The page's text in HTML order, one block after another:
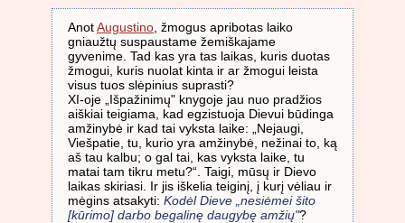
AnotAugustino , žmogus apribotas laiko
gniaužtų suspaustame žemiškajame
gyvenime. Tad kas yra tas laikas, kuris duotas
žmogui, kuris nuolat kinta ir ar žmogui leista
visus tuos slėpinius suprasti?
XI-oje „Išpažinimų" knygoje jau nuo pradžios
aiškiai teigiama, kad egzistuoja Dievui būdinga
amžinybė ir kad tai vyksta laike: „Nejaugi,
Viešpatie, tu, kurio yra amžinybė, nežinai to, ką
aš tau kalbu; o gal tai, kas vyksta laike, tu
matai tam tikru metu?“. Taigi, mūsų ir Dievo
laikas skiriasi. Ir jis iškelia teiginį, į kurį vėliau ir
mėgins atsakyti: Kodėl Dieve „nesiėmei šito
[kūrimo] darbo begalinę daugybę amžių"?